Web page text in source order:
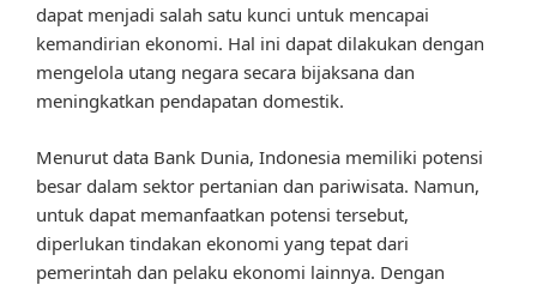
dapat menjadi salah satu kunci untuk mencapai
kemandirian ekonomi. Hal ini dapat dilakukan dengan
mengelola utang negara secara bijaksana dan
meningkatkan pendapatan domestik.
Menurut data Bank Dunia, Indonesia memiliki potensi
besar dalam sektor pertanian dan pariwisata. Namun,
untuk dapat memanfaatkan potensi tersebut,
diperlukan tindakan ekonomi yang tepat dari
pemerintah dan pelaku ekonomi lainnya. Dengan